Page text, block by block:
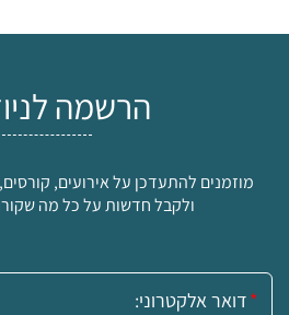
הרשמה
מוזמנים להתעדכן על אירועים,
ולקבל חדשות על כל מה
אימייל: